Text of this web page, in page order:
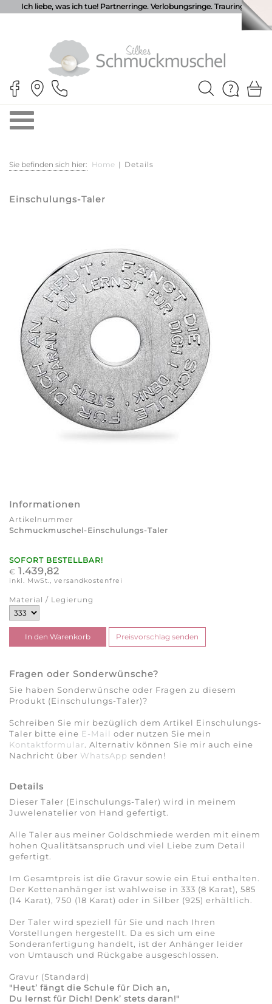
Ich liebe, was ich tue! Partnerringe. Verlobungsringe. Trauringe.
Sie befinden sich hier: Home | Details
Einschulungs-Taler
Informationen
Artikelnummer
Schmuckmuschel-Einschulungs-Taler
SOFORT BESTELLBAR!
€ 1.439,82
inkl. MwSt., versandkostenfrei
Material / Legierung
Fragen oder Sonderwünsche?
Sie haben Sonderwünsche oder Fragen zu diesem
Produkt (Einschulungs-Taler)?
Schreiben Sie mir bezüglich dem Artikel Einschulungs-
Taler bitte eine E-Mail oder nutzen Sie mein
Kontaktformular. Alternativ können Sie mir auch eine
Nachricht über WhatsApp senden!
Details
Dieser Taler (Einschulungs-Taler) wird in meinem
Juwelenatelier von Hand gefertigt.
Alle Taler aus meiner Goldschmiede werden mit einem
hohen Qualitätsanspruch und viel Liebe zum Detail
gefertigt.
Im Gesamtpreis ist die Gravur sowie ein Etui enthalten.
Der Kettenanhänger ist wahlweise in 333 (8 Karat), 585
(14 Karat), 750 (18 Karat) oder in Silber (925) erhältlich.
Der Taler wird speziell für Sie und nach Ihren
Vorstellungen hergestellt. Da es sich um eine
Sonderanfertigung handelt, ist der Anhänger leider
von Umtausch und Rückgabe ausgeschlossen.
Gravur (Standard)
"Heut’ fängt die Schule für Dich an,
Du lernst für Dich! Denk’ stets daran!"